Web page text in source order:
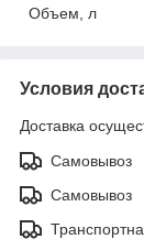
Объем, л
Условия
Доставка
Самовывоз
Самовывоз